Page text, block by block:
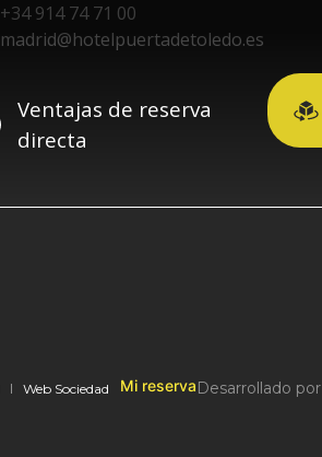
Ventajas de reserva
directa
+34 914 74 71 00
madrid@hotelpuertadetoledo.es
Web Sociedad Mi reservaDesarrollado por